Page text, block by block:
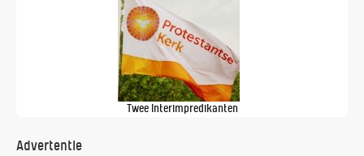
Twee Interimpredikanten
Advertentie